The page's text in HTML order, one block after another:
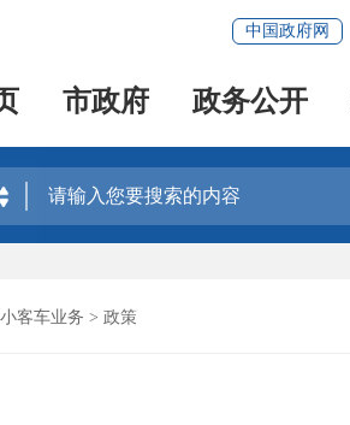
中国政府网
市政府 政务公开
小客车业务 > 政策